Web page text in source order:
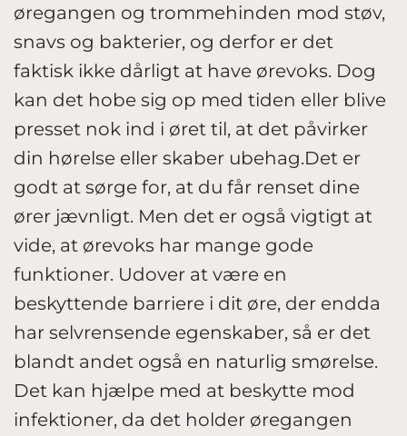
øregangen og trommehinden mod støv,
snavs og bakterier, og derfor er det
faktisk ikke dårligt at have ørevoks. Dog
kan det hobe sig op med tiden eller blive
presset nok ind i øret til, at det påvirker
din hørelse eller skaber ubehag.Det er
godt at sørge for, at du får renset dine
ører jævnligt. Men det er også vigtigt at
vide, at ørevoks har mange gode
funktioner. Udover at være en
beskyttende barriere i dit øre, der endda
har selvrensende egenskaber, så er det
blandt andet også en naturlig smørelse.
Det kan hjælpe med at beskytte mod
infektioner, da det holder øregangen